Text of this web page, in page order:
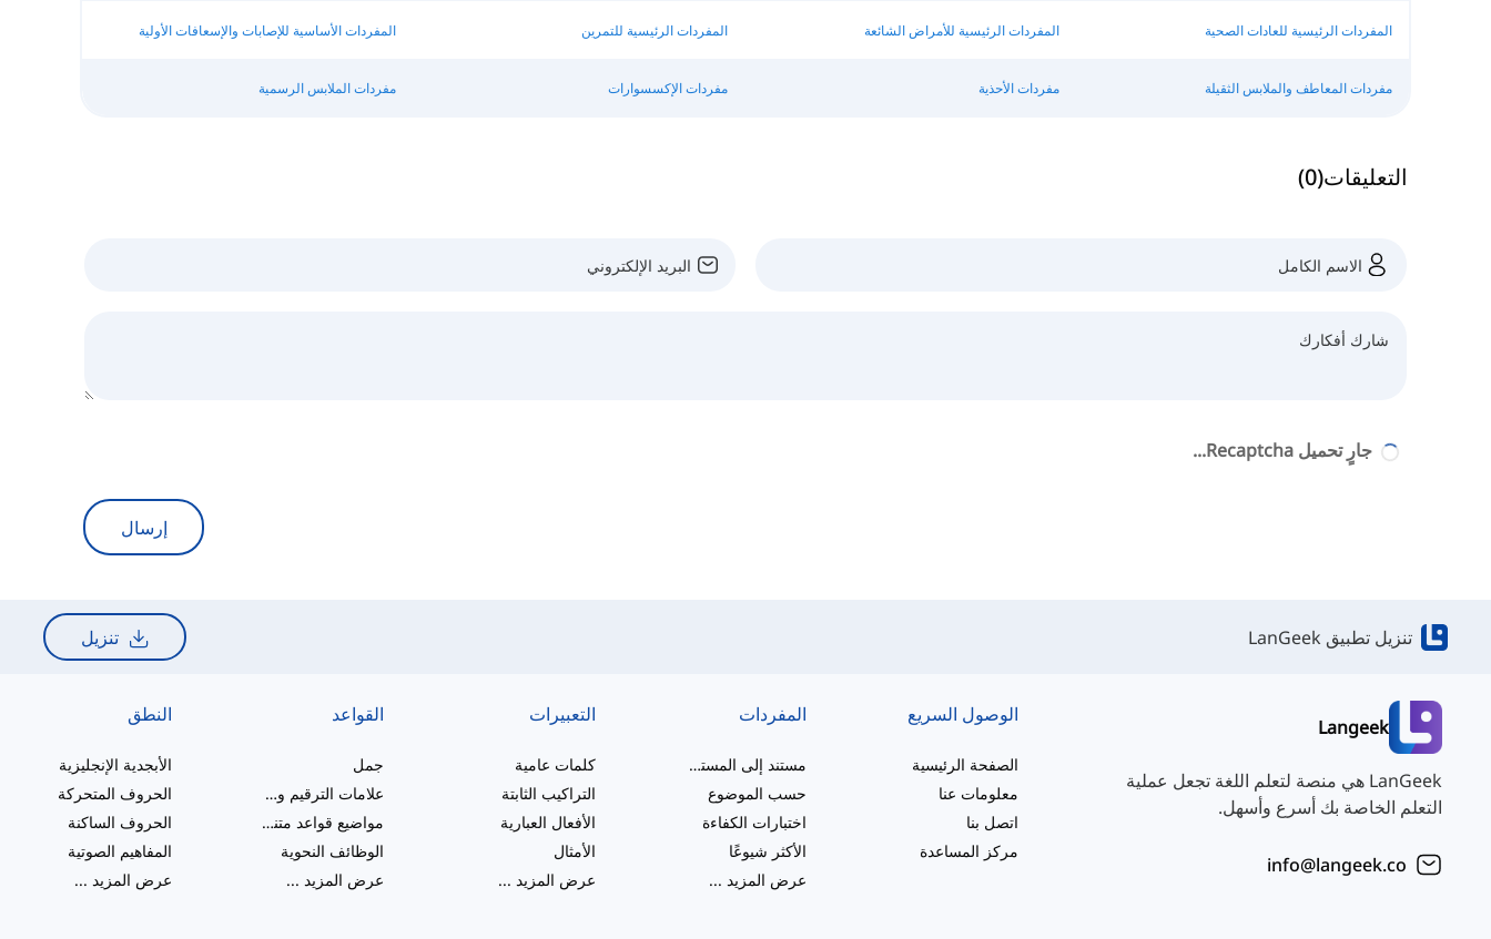
المفردات الرئيسية للعادات الصحية المفردات الرئيسية للأمراض الشائعة المفردات الرئيسية للتمرين المفردات الأساسية للإصابات والإسعافات الأولية
مفردات المعاطف والملابس الثقيلة مفردات الأحذية مفردات الإكسسوارات مفردات الملابس الرسمية
التعليقات(
0
)
جارٍ تحميل Recaptcha...
إرسال
تنزيل تطبيق LanGeek تنزيل
Langeek
LanGeek هي منصة لتعلم اللغة تجعل عملية
التعلم الخاصة بك أسرع وأسهل.
info@langeek.co
الوصول السريع
الصفحة الرئيسية
معلومات عنا
اتصل بنا
مركز المساعدة
المفردات
مستند إلى المستوى
حسب الموضوع
اختبارات الكفاءة
الأكثر شيوعًا
عرض المزيد...
التعبيرات
كلمات عامية
التراكيب الثابتة
الأفعال العبارية
الأمثال
عرض المزيد ...
القواعد
جمل
علامات الترقيم والإملاء
مواضيع قواعد متنوعة
الوظائف النحوية
عرض المزيد ...
النطق
الأبجدية الإنجليزية
الحروف المتحركة
الحروف الساكنة
المفاهيم الصوتية
عرض المزيد ...